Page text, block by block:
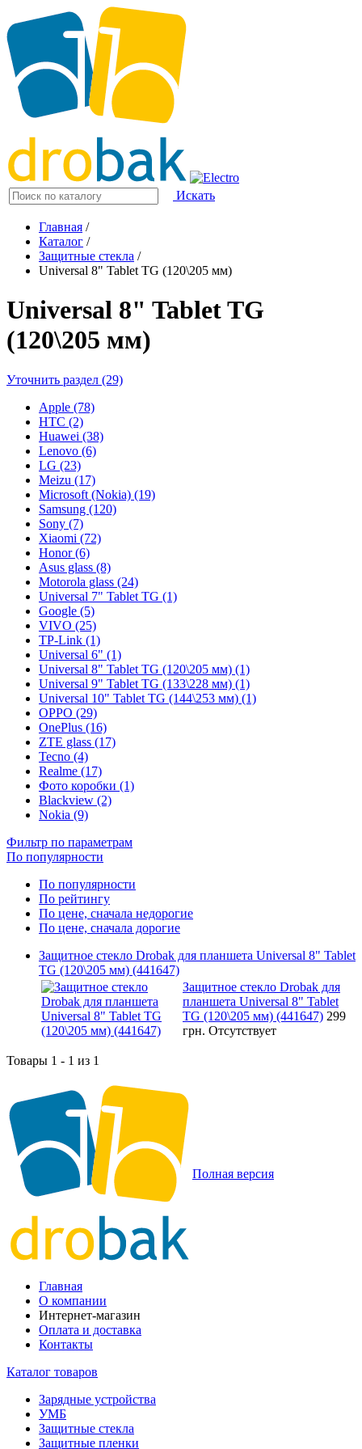
Искать
Главная /
Каталог /
Защитные стекла /
Universal 8" Tablet TG (120\205 мм)
Universal 8" Tablet TG
(120\205 мм)
Уточнить раздел (29)
Apple (78)
HTC (2)
Huawei (38)
Lenovo (6)
LG (23)
Meizu (17)
Microsoft (Nokia) (19)
Samsung (120)
Sony (7)
Xiaomi (72)
Honor (6)
Asus glass (8)
Motorola glass (24)
Universal 7" Tablet TG (1)
Google (5)
VIVO (25)
TP-Link (1)
Universal 6" (1)
Universal 8" Tablet TG (120\205 мм) (1)
Universal 9" Tablet TG (133\228 мм) (1)
Universal 10" Tablet TG (144\253 мм) (1)
OPPO (29)
OnePlus (16)
ZTE glass (17)
Tecno (4)
Realme (17)
Фото коробки (1)
Blackview (2)
Nokia (9)
Фильтр по параметрам
По популярности
По популярности
По рейтингу
По цене, сначала недорогие
По цене, сначала дорогие
Защитное стекло Drobak для планшета Universal 8" Tablet
TG (120\205 мм) (441647)
Защитное стекло Drobak для
планшета Universal 8" Tablet
TG (120\205 мм) (441647) 299
грн. Отсутствует
Товары 1 - 1 из 1
Полная версия
Главная
О компании
Интернет-магазин
Оплата и доставка
Контакты
Каталог товаров
Зарядные устройства
УМБ
Защитные стекла
Защитные пленки